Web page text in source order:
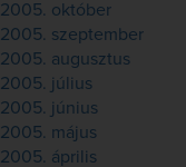
2005. október
2005. szeptember
2005. augusztus
2005. július
2005. június
2005. május
2005. április